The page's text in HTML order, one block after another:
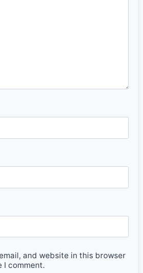
and website in this browser
I comment.